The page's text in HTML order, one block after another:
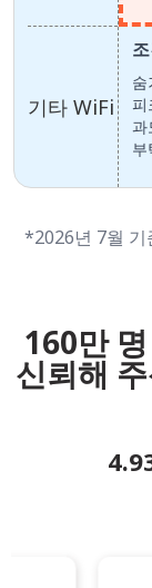
기타 WiFi
피
과
부
*2026년 7월 기
160만
신뢰해